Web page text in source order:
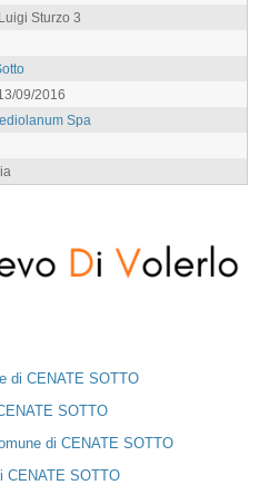
Sturzo 3
09/2016
Spa
di CENATE SOTTO
SOTTO
di CENATE SOTTO
CENATE SOTTO